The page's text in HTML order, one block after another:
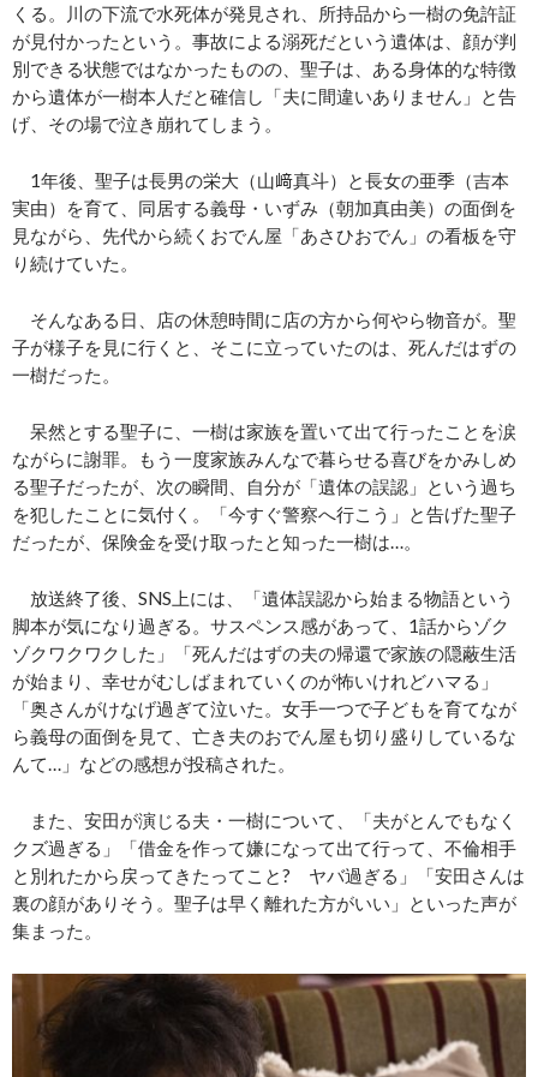
くる。川の下流で水死体が発見され、所持品から一樹の免許証
が見付かったという。事故による溺死だという遺体は、顔が判
別できる状態ではなかったものの、聖子は、ある身体的な特徴
から遺体が一樹本人だと確信し「夫に間違いありません」と告
げ、その場で泣き崩れてしまう。
1年後、聖子は長男の栄大（山﨑真斗）と長女の亜季（吉本
実由）を育て、同居する義母・いずみ（朝加真由美）の面倒を
見ながら、先代から続くおでん屋「あさひおでん」の看板を守
り続けていた。
そんなある日、店の休憩時間に店の方から何やら物音が。聖
子が様子を見に行くと、そこに立っていたのは、死んだはずの
一樹だった。
呆然とする聖子に、一樹は家族を置いて出て行ったことを涙
ながらに謝罪。もう一度家族みんなで暮らせる喜びをかみしめ
る聖子だったが、次の瞬間、自分が「遺体の誤認」という過ち
を犯したことに気付く。「今すぐ警察へ行こう」と告げた聖子
だったが、保険金を受け取ったと知った一樹は…。
放送終了後、SNS上には、「遺体誤認から始まる物語という
脚本が気になり過ぎる。サスペンス感があって、1話からゾク
ゾクワクワクした」「死んだはずの夫の帰還で家族の隠蔽生活
が始まり、幸せがむしばまれていくのが怖いけれどハマる」
「奥さんがけなげ過ぎて泣いた。女手一つで子どもを育てなが
ら義母の面倒を見て、亡き夫のおでん屋も切り盛りしているな
んて…」などの感想が投稿された。
また、安田が演じる夫・一樹について、「夫がとんでもなく
クズ過ぎる」「借金を作って嫌になって出て行って、不倫相手
と別れたから戻ってきたってこと? ヤバ過ぎる」「安田さんは
裏の顔がありそう。聖子は早く離れた方がいい」といった声が
集まった。